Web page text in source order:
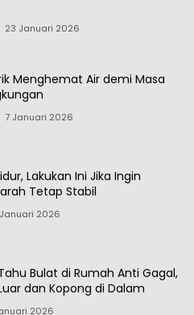
23 Januari 2026
Menghemat Air demi Masa
7 Januari 2026
Lakukan Ini Jika Ingin
Tetap Stabil
2026
Bulat di Rumah Anti Gagal,
dan Kopong di Dalam
2026